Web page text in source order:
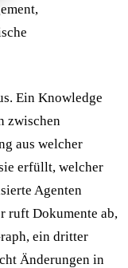
Ein Knowledge
zwischen
aus welcher
erfüllt, welcher
Agenten
ruft Dokumente ab,
ein dritter
Änderungen in